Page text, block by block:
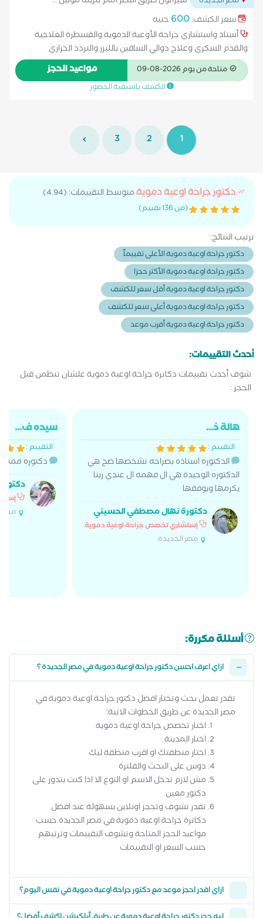
سعر الكشف:600 جنيه
أستاذ واستشاري جراحة الأوعية الدموية والقسطرة العلاجية
والقدم السكري وعلاج دوالي الساقين بالليزر والتردد الحراري
متاحة من يوم 2026-08-09 مواعيد الحجز
الكشف باسبقية الحضور
1
2
3
دكتور جراحة اوعية دمويةمتوسط التقييمات: (4.94)
(من 136 تقييم)
ترتيب النتائج:
دكتور جراحة اوعية دموية الأعلى تقييماً
دكتور جراحة اوعية دموية الأكثر حجزا
دكتور جراحة اوعية دموية أقل سعر للكشف
دكتور جراحة اوعية دموية أعلى سعر للكشف
دكتور جراحة اوعية دموية أقرب موعد
أحدث التقييمات:
شوف أحدث تقييمات دكاترة جراحة اوعية دموية علشان تتطمن قبل
الحجز :
هالة ذ...
التقييم :
الدكتوره استاذه بصراحه تشخصها صح هي
الدكتوره الوحيدة هي ال فهمه ال عندي ربنا
يكرمها ويوفقها
دكتورة نهال مصطفي الحسيني
إستشاري تخصص جراحة اوعية دموية
مصر الجديدة
سيده ف...
التقييم :
دكتوره
أسئلة مكررة:
ازاي اعرف احسن دكتور جراحة اوعية دموية في مصر الجديدة ؟
تقدر تعمل بحث وتختار افضل دكتور جراحة اوعية دموية في
مصر الجديدة عن طريق الخطوات الاتية:
اختار تخصص جراحة اوعية دموية
اختار المدينة
اختار منطقتك او اقرب منطقة ليك
دوس على البحث والفلترة
مش لازم تدخل الاسم او النوع الا اذا كنت بتدور على
دكتور معين
تقدر تشوف وتحجز اونلاين بسهولة عند افضل
دكاترة جراحة اوعية دموية في مصر الجديدة حسب
مواعيد الحجز المتاحة وتشوف التقييمات وترتبهم
حسب السعر او التقييمات
ازاي اقدر احجز موعد مع دكتور جراحة اوعية دموية في نفس اليوم؟